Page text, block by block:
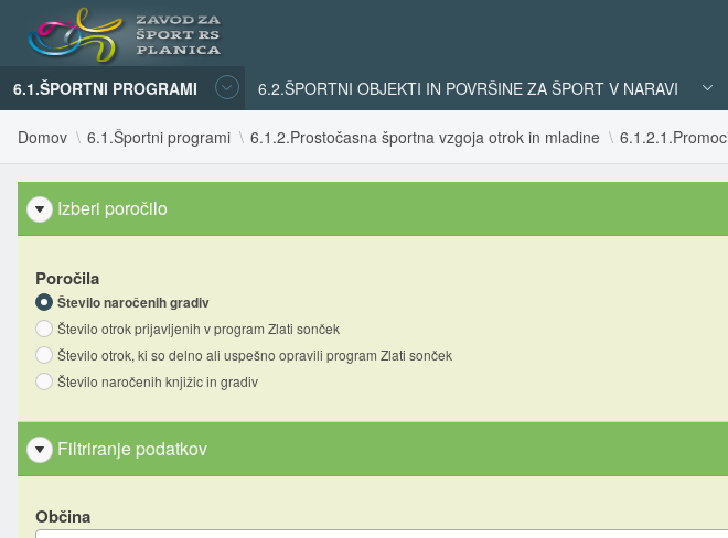
6.1.ŠPORTNI PROGRAMI 6.2.ŠPORTNI OBJEKTI IN POVRŠINE ZA ŠPORT V NARAVI
Domov 6.1.Športni programi 6.1.2.Prostočasna športna vzgoja otrok in mladine
Izberi poročilo
Poročila
Število naročenih gradiv
Število otrok prijavljenih v program Zlati sonček
Število otrok, ki so delno ali uspešno opravili program Zlati sonček
Število naročenih knjižic in gradiv
Filtriranje podatkov
Občina